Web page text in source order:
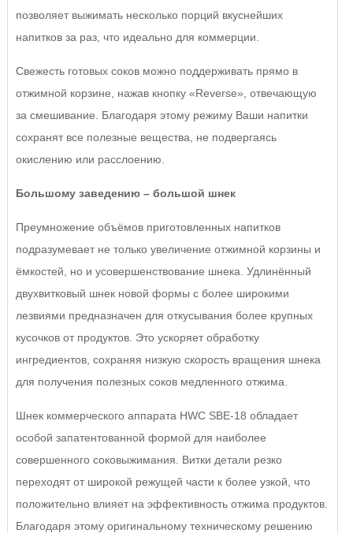
позволяет выжимать несколько порций вкуснейших
напитков за раз, что идеально для коммерции.
Свежесть готовых соков можно поддерживать прямо в
отжимной корзине, нажав кнопку «Reverse», отвечающую
за смешивание. Благодаря этому режиму Ваши напитки
сохранят все полезные вещества, не подвергаясь
окислению или расслоению.
Большому заведению – большой шнек
Преумножение объёмов приготовленных напитков
подразумевает не только увеличение отжимной корзины и
ёмкостей, но и усовершенствование шнека. Удлинённый
двухвитковый шнек новой формы с более широкими
лезвиями предназначен для откусывания более крупных
кусочков от продуктов. Это ускоряет обработку
ингредиентов, сохраняя низкую скорость вращения шнека
для получения полезных соков медленного отжима.
Шнек коммерческого аппарата HWC SBE-18 обладает
особой запатентованной формой для наиболее
совершенного соковыжимания. Витки детали резко
переходят от широкой режущей части к более узкой, что
положительно влияет на эффективность отжима продуктов.
Благодаря этому оригинальному техническому решению